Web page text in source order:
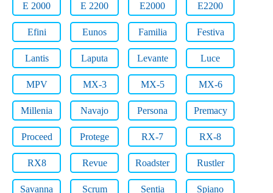
E 2000 E 2200 E2000 E2200
Efini Eunos Familia Festiva
Lantis Laputa Levante Luce
MPV MX-3 MX-5 MX-6
Millenia Navajo Persona Premacy
Proceed Protege RX-7 RX-8
RX8 Revue Roadster Rustler
Savanna Scrum Sentia Spiano